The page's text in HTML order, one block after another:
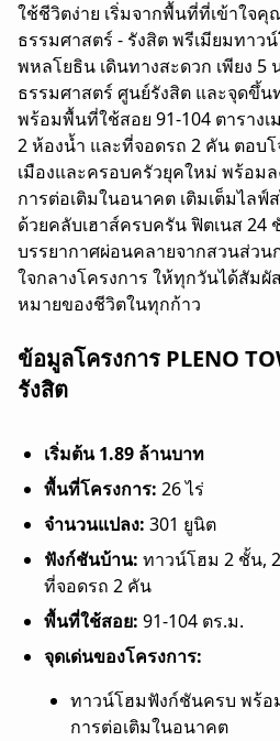
ใช้ชีวิตง่าย เริ่มจากพื้นที่ที่เข้าใจคุ
ธรรมศาสตร์ - รังสิต พรีเมียมทา
พหลโยธิน เดินทางสะดวก เพียง 5
ธรรมศาสตร์ ศูนย์รังสิต และจุดขึ้น
พร้อมพื้นที่ใช้สอย 91-104 ตาราง
2 ห้องน้ำ และที่จอดรถ 2 คัน ตอบ
เมืองและครอบครัวยุคใหม่ พร้อมล
การต่อเติมในอนาคต เติมเต็มไล
ด้วยคลับเฮาส์ครบครัน ฟิตเนส 24
บรรยากาศผ่อนคลายจากสวนส่วน
ใจกลางโครงการ ให้ทุกวันได้สัม
หมายของชีวิตในทุกก้าว
ข้อมูลโครงการ PLENO
รังสิต
เริ่มต้น 1.89 ล้านบาท
พื้นที่โครงการ: 26 ไร่
จำนวนแปลง: 301 ยูนิต
ฟังก์ชันบ้าน: ทาวน์โฮม 2 ชั้น,
ที่จอดรถ 2 คัน
พื้นที่ใช้สอย: 91-104 ตร.ม.
จุดเด่นของโครงการ:
ทาวน์โฮมฟังก์ชันครบ พร้อ
การต่อเติมในอนาคต